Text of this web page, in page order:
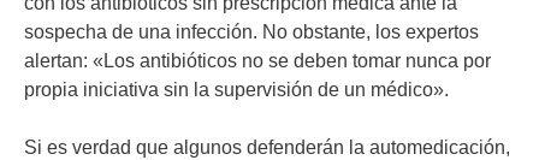
sospecha de una infección. No obstante, los expertos
alertan: «Los antibióticos no se deben tomar nunca por
propia iniciativa sin la supervisión de un médico».
Si es verdad que algunos defenderán la automedicación,